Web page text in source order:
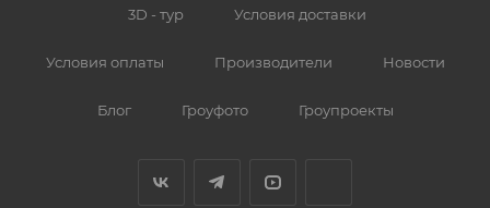
3D - тур Условия доставки
Условия оплаты Производители Новости
Блог Гроуфото Гроупроекты